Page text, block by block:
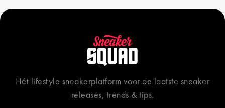
Hét lifestyle sneakerplatform voor de laatste sneaker
releases, trends & tips.